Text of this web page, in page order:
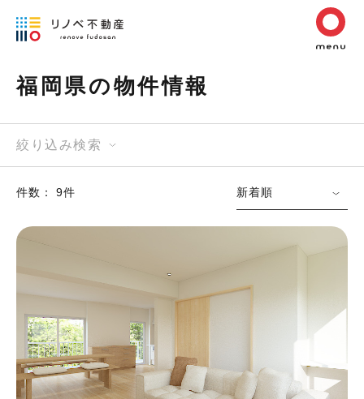
福岡県の物件情報
絞り込み検索
件数： 9件 新着順